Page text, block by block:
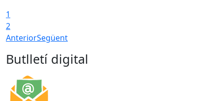
1
2
AnteriorSegüent
Butlletí digital